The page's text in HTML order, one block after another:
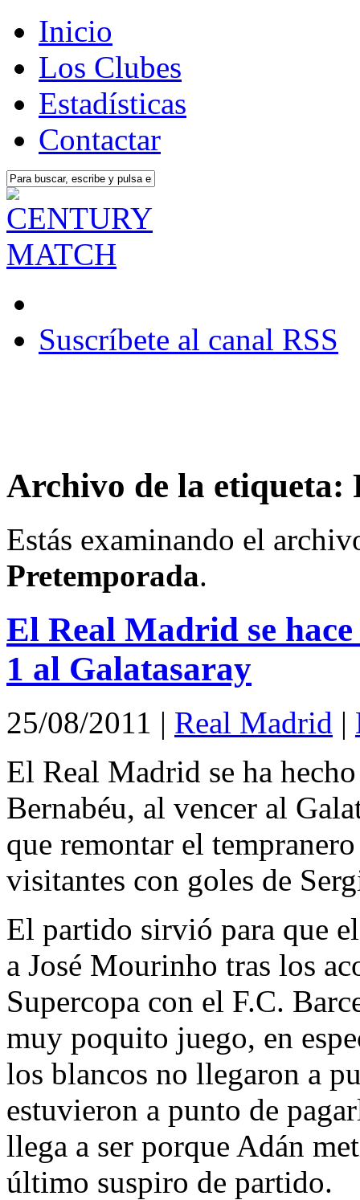
Inicio
Los Clubes
Estadísticas
Contactar
Suscríbete al canal RSS
Archivo de la etiqueta:
Estás examinando el
Pretemporada.
El Real Madrid se
1 al Galatasaray
25/08/2011 | Real Madrid |
El Real Madrid se ha
Bernabéu, al vencer al
que remontar el
visitantes con goles de
El partido sirvió para que
a José Mourinho tras los
Supercopa con el F.C.
muy poquito juego, en
los blancos no llegaron a
estuvieron a punto de
llega a ser porque Adán
último suspiro de partido.